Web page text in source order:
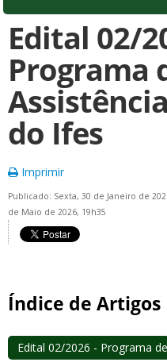
Edital 02/
Programa
do Ifes
Imprimir
Publicado: Sexta, 30 de Janeiro de
de Maio de 2026, 19h35
Índice de Artigos
Edital 02/2026 - Programa